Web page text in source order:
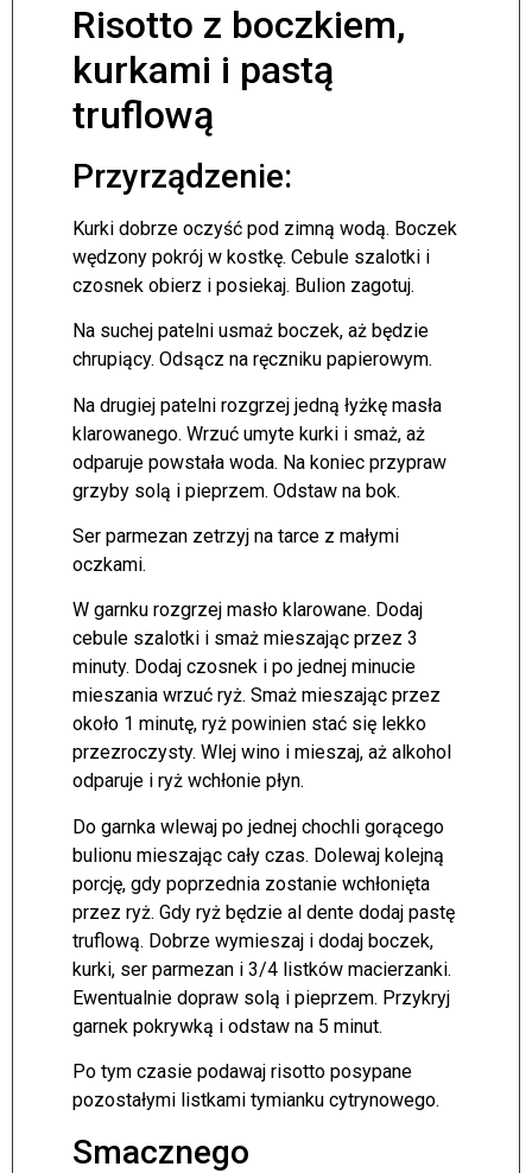
Risotto z boczkiem,
kurkami i pastą
truflową
Przyrządzenie:
Kurki dobrze oczyść pod zimną wodą. Boczek
wędzony pokrój w kostkę. Cebule szalotki i
czosnek obierz i posiekaj. Bulion zagotuj.
Na suchej patelni usmaż boczek, aż będzie
chrupiący. Odsącz na ręczniku papierowym.
Na drugiej patelni rozgrzej jedną łyżkę masła
klarowanego. Wrzuć umyte kurki i smaż, aż
odparuje powstała woda. Na koniec przypraw
grzyby solą i pieprzem. Odstaw na bok.
Ser parmezan zetrzyj na tarce z małymi
oczkami.
W garnku rozgrzej masło klarowane. Dodaj
cebule szalotki i smaż mieszając przez 3
minuty. Dodaj czosnek i po jednej minucie
mieszania wrzuć ryż. Smaż mieszając przez
około 1 minutę, ryż powinien stać się lekko
przezroczysty. Wlej wino i mieszaj, aż alkohol
odparuje i ryż wchłonie płyn.
Do garnka wlewaj po jednej chochli gorącego
bulionu mieszając cały czas. Dolewaj kolejną
porcję, gdy poprzednia zostanie wchłonięta
przez ryż. Gdy ryż będzie al dente dodaj pastę
truflową. Dobrze wymieszaj i dodaj boczek,
kurki, ser parmezan i 3/4 listków macierzanki.
Ewentualnie dopraw solą i pieprzem. Przykryj
garnek pokrywką i odstaw na 5 minut.
Po tym czasie podawaj risotto posypane
pozostałymi listkami tymianku cytrynowego.
Smacznego